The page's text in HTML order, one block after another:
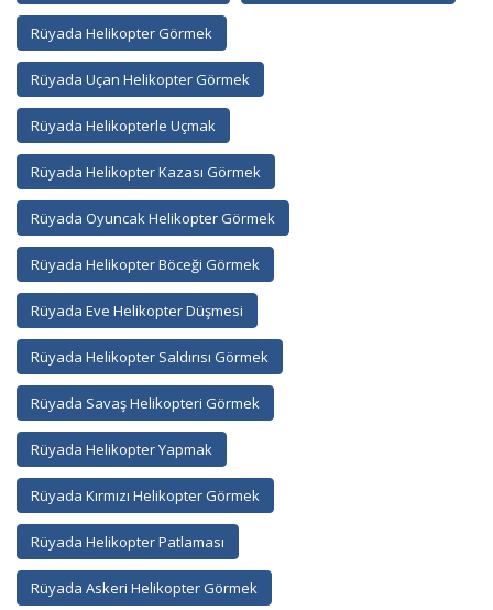
Rüyada Helikopter Görmek
Rüyada Uçan Helikopter Görmek
Rüyada Helikopterle Uçmak
Rüyada Helikopter Kazası Görmek
Rüyada Oyuncak Helikopter Görmek
Rüyada Helikopter Böceği Görmek
Rüyada Eve Helikopter Düşmesi
Rüyada Helikopter Saldırısı Görmek
Rüyada Savaş Helikopteri Görmek
Rüyada Helikopter Yapmak
Rüyada Kırmızı Helikopter Görmek
Rüyada Helikopter Patlaması
Rüyada Askeri Helikopter Görmek